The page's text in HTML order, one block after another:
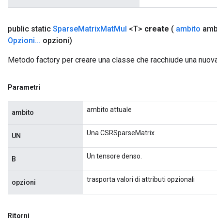
public static SparseMatrixMatMul <T> create ( ambito
Opzioni... opzioni)
Metodo factory per creare una classe che racchiude una
Parametri
ambito ambito attuale
UN Una CSRSparseMatrix.
B Un tensore denso.
opzioni trasporta valori di attributi opzionali
Ritorni